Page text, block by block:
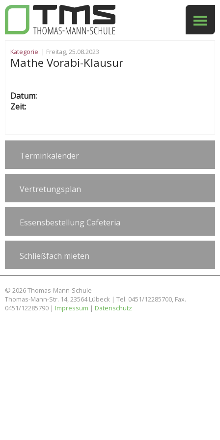
Kategorie: | Freitag, 25.08.2023
Mathe Vorabi-Klausur
Datum:
Zeit:
Terminkalender
Vertretungsplan
Essensbestellung Cafeteria
Schließfach mieten
© 2026 Thomas-Mann-Schule
Thomas-Mann-Str. 14, 23564 Lübeck | Tel. 0451/12285700, Fax.
0451/12285790 | Impressum | Datenschutz